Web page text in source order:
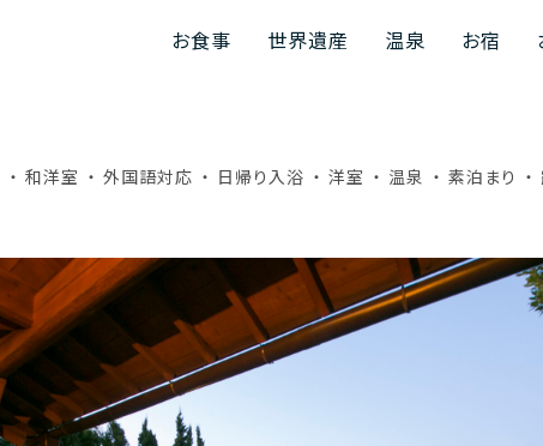
お食事 世界遺産 温泉 お宿
和洋室 外国語対応 日帰り入浴 洋室 温泉 素泊まり